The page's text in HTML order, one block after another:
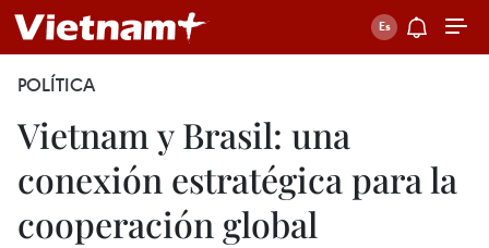
POLÍTICA
Vietnam y Brasil: una
conexión estratégica para la
cooperación global